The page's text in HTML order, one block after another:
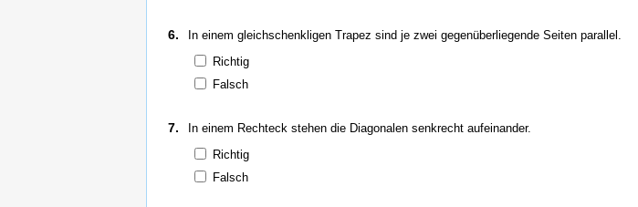
6.
In einem gleichschenkligen Trapez sind je zwei gegenüberliegende Seiten parallel.
Richtig
Falsch
7.
In einem Rechteck stehen die Diagonalen senkrecht aufeinander.
Richtig
Falsch